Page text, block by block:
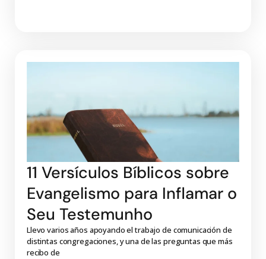
11 Versículos Bíblicos sobre
Evangelismo para Inflamar o
Seu Testemunho
Llevo varios años apoyando el trabajo de comunicación de
distintas congregaciones, y una de las preguntas que más
recibo de